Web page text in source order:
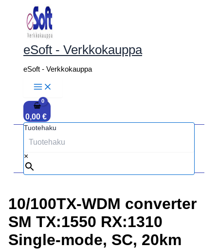
sisältöön
eSoft - Verkkokauppa
eSoft - Verkkokauppa
0,00 €
Tuotehaku
×
10/100TX-WDM converter
SM TX:1550 RX:1310
Single-mode, SC, 20km